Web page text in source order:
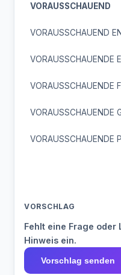
VORAUSSCHAUEND
VORAUSSCHAUEND
VORAUSSCHAUENDE
VORAUSSCHAUENDE
VORAUSSCHAUENDE
VORAUSSCHAUENDE
VORSCHLAG
Fehlt eine Frage oder
Hinweis ein.
Vorschlag senden